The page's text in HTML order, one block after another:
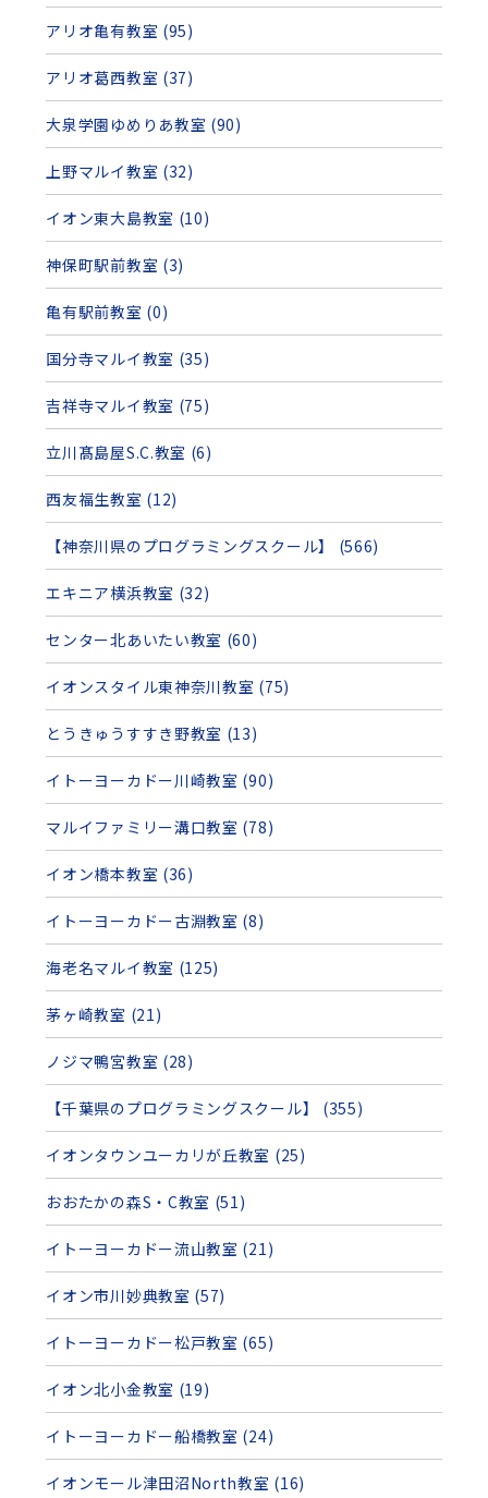
アリオ亀有教室 (95)
アリオ葛西教室 (37)
大泉学園ゆめりあ教室 (90)
上野マルイ教室 (32)
イオン東大島教室 (10)
神保町駅前教室 (3)
亀有駅前教室 (0)
国分寺マルイ教室 (35)
吉祥寺マルイ教室 (75)
立川髙島屋S.C.教室 (6)
西友福生教室 (12)
【神奈川県のプログラミングスクール】 (566)
エキニア横浜教室 (32)
センター北あいたい教室 (60)
イオンスタイル東神奈川教室 (75)
とうきゅうすすき野教室 (13)
イトーヨーカドー川崎教室 (90)
マルイファミリー溝口教室 (78)
イオン橋本教室 (36)
イトーヨーカドー古淵教室 (8)
海老名マルイ教室 (125)
茅ヶ崎教室 (21)
ノジマ鴨宮教室 (28)
【千葉県のプログラミングスクール】 (355)
イオンタウンユーカリが丘教室 (25)
おおたかの森S・C教室 (51)
イトーヨーカドー流山教室 (21)
イオン市川妙典教室 (57)
イトーヨーカドー松戸教室 (65)
イオン北小金教室 (19)
イトーヨーカドー船橋教室 (24)
イオンモール津田沼North教室 (16)